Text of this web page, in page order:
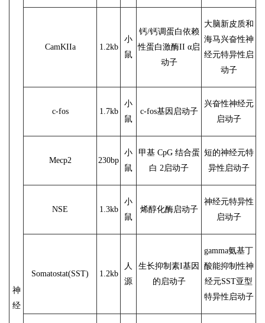
神
经
CamKIIa 1.2kb
小
鼠
钙/钙调蛋白依赖
性蛋白激酶II α启
动子
大脑新皮质和
海马兴奋性神
经元特异性启
动子
c-fos 1.7kb
小
鼠
c-fos基因启动子
兴奋性神经元
启动子
Mecp2 230bp
小
鼠
甲基 CpG 结合蛋
白 2启动子
短的神经元特
异性启动子
NSE 1.3kb
小
鼠
烯醇化酶启动子
神经元特异性
启动子
Somatostat(SST) 1.2kb
人
源
生长抑制素I基因
的启动子
gamma氨基丁
酸能抑制性神
经元SST亚型
特异性启动子